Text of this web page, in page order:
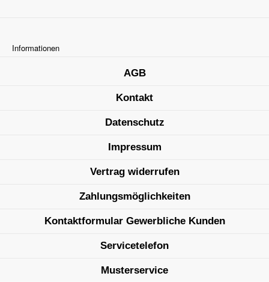
Informationen
AGB
Kontakt
Datenschutz
Impressum
Vertrag widerrufen
Zahlungsmöglichkeiten
Kontaktformular Gewerbliche Kunden
Servicetelefon
Musterservice